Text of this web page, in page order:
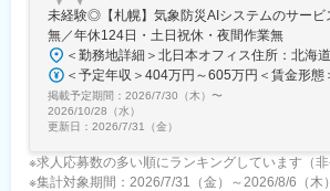
未経験◎【札幌】気象防災AIシステムのサー
無／年休124日・土日祝休・夜間作業無
掲載予定期間： 2026/7/30（木） 〜
2026/10/28（水）
更新日： 2026/7/31（金）
※求人応募数の多い順にランキングしています（非
※集計対象期間：2026/7/31（金）～2026/8/6（木）